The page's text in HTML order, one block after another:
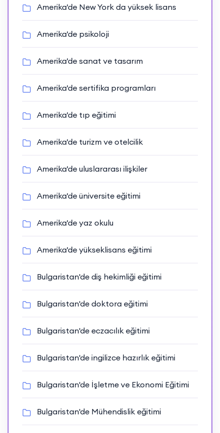
Amerika'de New York da yüksek lisans
Amerika'de psikoloji
Amerika'de sanat ve tasarım
Amerika'de sertifika programları
Amerika'de tıp eğitimi
Amerika'de turizm ve otelcilik
Amerika'de uluslararası ilişkiler
Amerika'de üniversite eğitimi
Amerika'de yaz okulu
Amerika'de yükseklisans eğitimi
Bulgaristan'de diş hekimliği eğitimi
Bulgaristan'de doktora eğitimi
Bulgaristan'de eczacılık eğitimi
Bulgaristan'de ingilizce hazırlık eğitimi
Bulgaristan'de İşletme ve Ekonomi Eğitimi
Bulgaristan'de Mühendislik eğitimi